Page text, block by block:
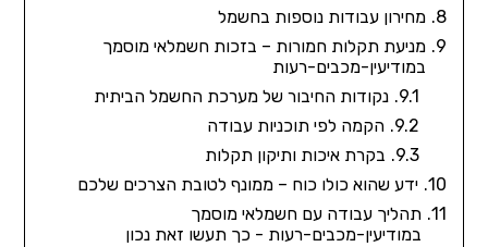
מחירון עבודות נוספות בחשמל
מניעת תקלות חמורות – בזכות חשמלאי מוסמך
במודיעין-מכבים-רעות
נקודות החיבור של מערכת החשמל הביתית
הקמה לפי תוכניות עבודה
בקרת איכות ותיקון תקלות
ידע שהוא כולו כוח – ממונף לטובת הצרכים שלכם
תהליך עבודה עם חשמלאי מוסמך
במודיעין-מכבים-רעות - כך תעשו זאת נכון